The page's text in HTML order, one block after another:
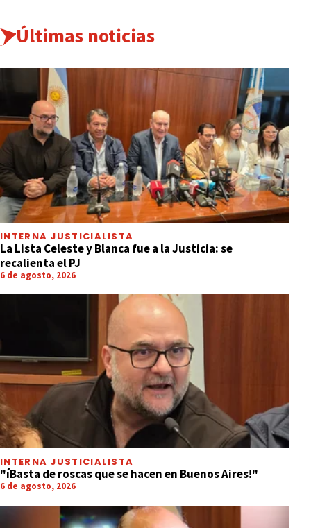
Últimas noticias
INTERNA JUSTICIALISTA
La Lista Celeste y Blanca fue a la Justicia: se
recalienta el PJ
6 de agosto, 2026
INTERNA JUSTICIALISTA
"íBasta de roscas que se hacen en Buenos Aires!"
6 de agosto, 2026